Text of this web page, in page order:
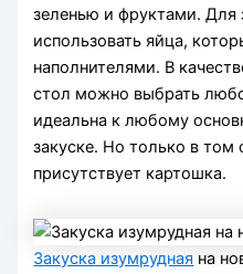
зеленью и фруктами. Для
использовать яйца,
наполнителями. В
стол можно выбрать
идеальна к любому
закуске. Но только в том
присутствует картошка.
Закуска изумрудная на